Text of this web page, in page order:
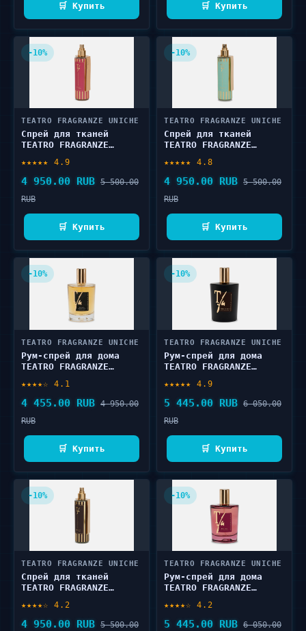
🛒 Купить 🛒 Купить
-10%
TEATRO FRAGRANZE UNICHE
Спрей для тканей
TEATRO FRAGRANZE
★★★★★ 4.9
4 950.00 RUB 5 500.00
RUB
🛒 Купить
-10%
TEATRO FRAGRANZE UNICHE
Спрей для тканей
TEATRO FRAGRANZE
250 мл
★★★★★ 4.8
4 950.00 RUB 5 500.00
RUB
🛒 Купить
-10%
TEATRO FRAGRANZE UNICHE
Рум-спрей для дома
TEATRO FRAGRANZE
FIORENTINO 100 мл
★★★★☆ 4.1
4 455.00 RUB 4 950.00
RUB
🛒 Купить
-10%
TEATRO FRAGRANZE UNICHE
Рум-спрей для дома
TEATRO FRAGRANZE
100 мл
★★★★★ 4.9
5 445.00 RUB 6 050.00
RUB
🛒 Купить
-10%
TEATRO FRAGRANZE UNICHE
Спрей для тканей
TEATRO FRAGRANZE
250 мл
★★★★☆ 4.2
4 950.00 RUB 5 500.00
-10%
TEATRO FRAGRANZE UNICHE
Рум-спрей для дома
TEATRO FRAGRANZE
★★★★☆ 4.2
5 445.00 RUB 6 050.00